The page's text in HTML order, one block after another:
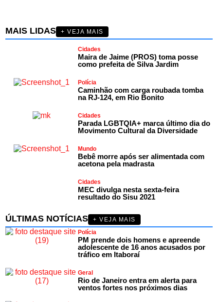
MAIS LIDAS + VEJA MAIS
Cidades
Maira de Jaime (PROS) toma posse
como prefeita de Silva Jardim
Polícia
Caminhão com carga roubada tomba
na RJ-124, em Rio Bonito
Cidades
Parada LGBTQIA+ marca último dia do
Movimento Cultural da Diversidade
Mundo
Bebê morre após ser alimentada com
acetona pela madrasta
Cidades
MEC divulga nesta sexta-feira
resultado do Sisu 2021
ÚLTIMAS NOTÍCIAS
+ VEJA MAIS
Polícia
PM prende dois homens e apreende
adolescente de 16 anos acusados por
tráfico em Itaboraí
Geral
Rio de Janeiro entra em alerta para
ventos fortes nos próximos dias